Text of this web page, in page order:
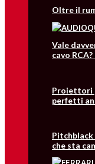
Oltre il
Vale
cavo
Proiettori
perfetti
Pitchblack
che sta